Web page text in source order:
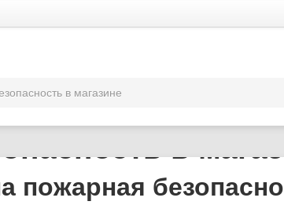
в магазине
в
пожарная